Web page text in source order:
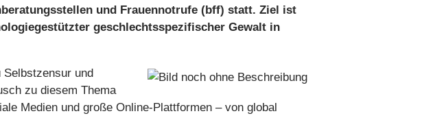
und Frauennotrufe (bff) statt. Ziel ist
geschlechtsspezifischer Gewalt in
Selbstzensur und
zu diesem Thema
Medien und große Online-Plattformen – von global